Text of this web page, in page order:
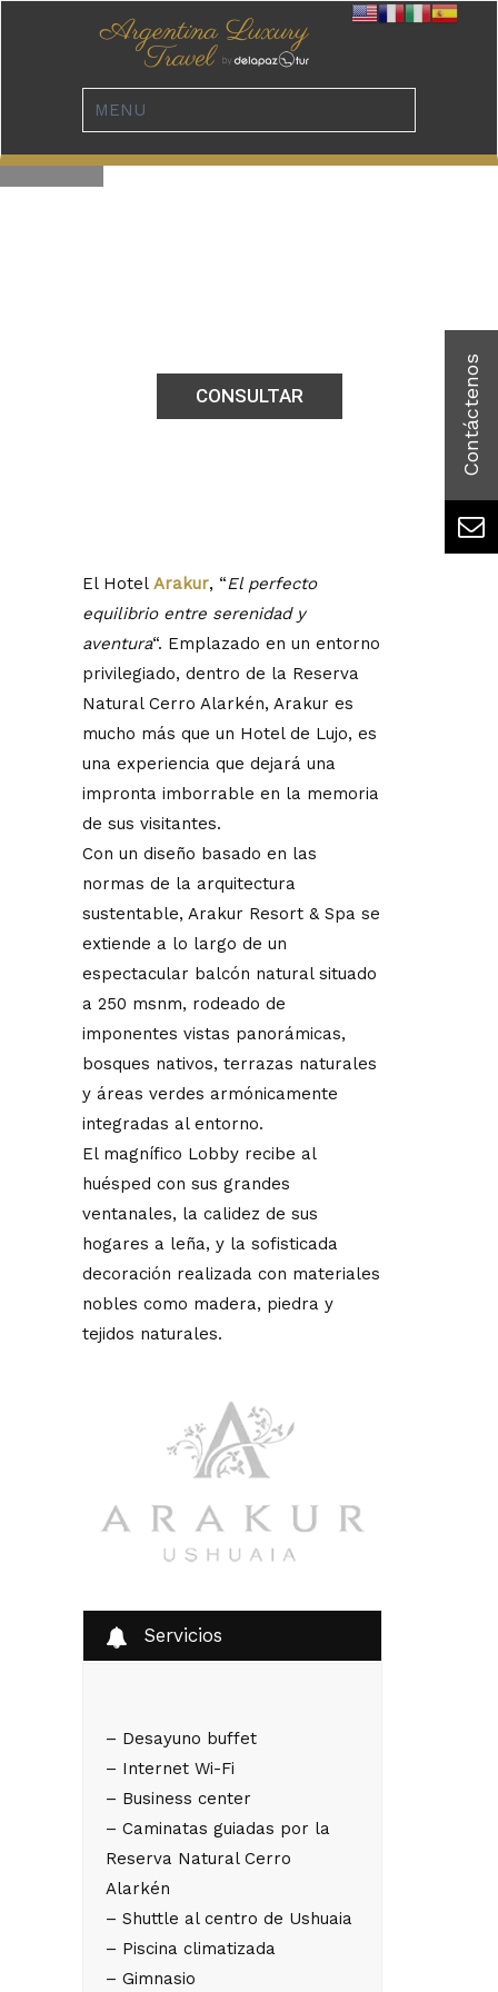
CONSULTAR
El Hotel Arakur, “El perfecto
equilibrio entre serenidad y
aventura“. Emplazado en un entorno
privilegiado, dentro de la Reserva
Natural Cerro Alarkén, Arakur es
mucho más que un Hotel de Lujo, es
una experiencia que dejará una
impronta imborrable en la memoria
de sus visitantes.
Con un diseño basado en las
normas de la arquitectura
sustentable, Arakur Resort & Spa se
extiende a lo largo de un
espectacular balcón natural situado
a 250 msnm, rodeado de
imponentes vistas panorámicas,
bosques nativos, terrazas naturales
y áreas verdes armónicamente
integradas al entorno.
El magnífico Lobby recibe al
huésped con sus grandes
ventanales, la calidez de sus
hogares a leña, y la sofisticada
decoración realizada con materiales
nobles como madera, piedra y
tejidos naturales.
Servicios
– Desayuno buffet
– Internet Wi-Fi
– Business center
– Caminatas guiadas por la
Reserva Natural Cerro
Alarkén
– Shuttle al centro de Ushuaia
– Piscina climatizada
– Gimnasio